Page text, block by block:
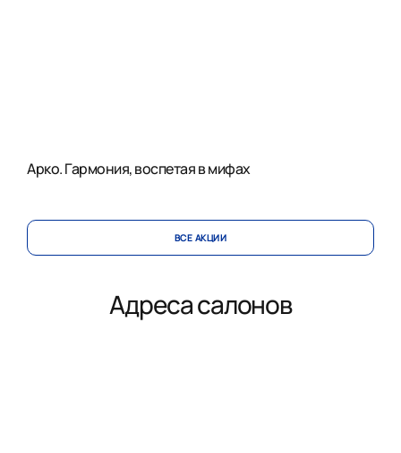
Арко. Гармония, воспетая в мифах
ВСЕ АКЦИИ
Адреса салонов